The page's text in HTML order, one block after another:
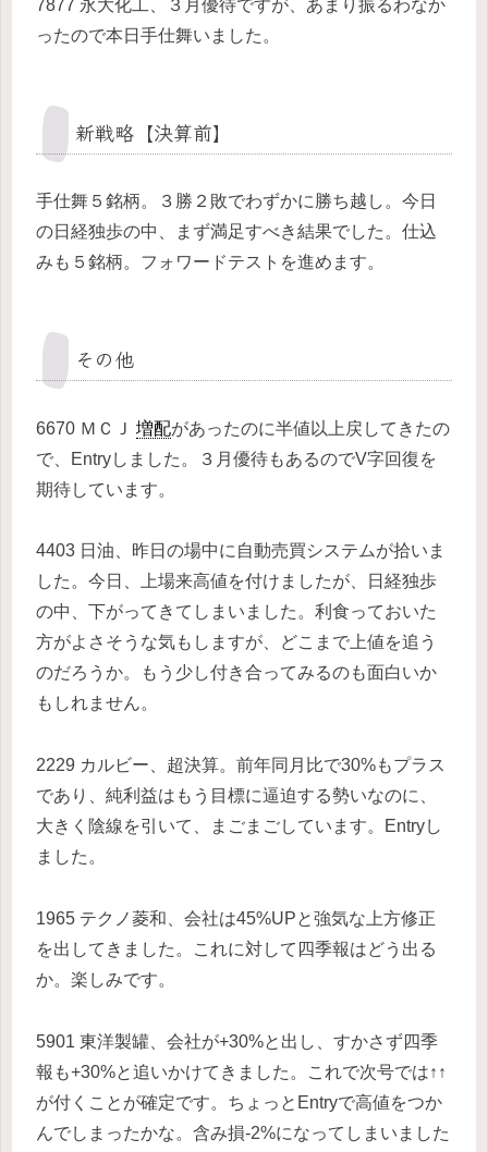
7877 永大化工、３月優待ですが、あまり振るわなか
ったので本日手仕舞いました。
新戦略【決算前】
手仕舞５銘柄。３勝２敗でわずかに勝ち越し。今日
の日経独歩の中、まず満足すべき結果でした。仕込
みも５銘柄。フォワードテストを進めます。
その他
6670 ＭＣＪ 増配があったのに半値以上戻してきたの
で、Entryしました。３月優待もあるのでV字回復を
期待しています。
4403 日油、昨日の場中に自動売買システムが拾いま
した。今日、上場来高値を付けましたが、日経独歩
の中、下がってきてしまいました。利食っておいた
方がよさそうな気もしますが、どこまで上値を追う
のだろうか。もう少し付き合ってみるのも面白いか
もしれません。
2229 カルビー、超決算。前年同月比で30%もプラス
であり、純利益はもう目標に逼迫する勢いなのに、
大きく陰線を引いて、まごまごしています。Entryし
ました。
1965 テクノ菱和、会社は45%UPと強気な上方修正
を出してきました。これに対して四季報はどう出る
か。楽しみです。
5901 東洋製罐、会社が+30%と出し、すかさず四季
報も+30%と追いかけてきました。これで次号では↑↑
が付くことが確定です。ちょっとEntryで高値をつか
んでしまったかな。含み損-2%になってしまいました